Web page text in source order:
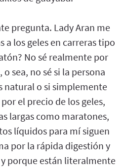
pregunta. Lady Aran me
a los geles en carreras tipo
No sé realmente por
sea, no sé si la persona
natural o si simplemente
el precio de los geles,
largas como maratones,
líquidos para mí siguen
por la rápida digestión y
porque están literalmente